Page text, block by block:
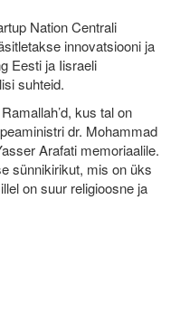
Nation Centrali
innovatsiooni ja
Eesti ja Iisraeli
suhteid.
kus tal on
dr. Mohammad
Arafati memoriaalile.
sünnikirikut, mis on üks
on suur religioosne ja